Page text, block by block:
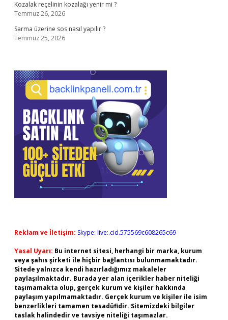
Kozalak reçelinin kozalağı yenir mi ?
Temmuz 26, 2026
Sarma üzerine sos nasıl yapılır ?
Temmuz 25, 2026
Reklam ve İletişim: Skype: live:.cid.575569c608265c69
Yasal Uyarı: Bu internet sitesi, herhangi bir marka, kurum
veya şahıs şirketi ile hiçbir bağlantısı bulunmamaktadır.
Sitede yalnızca kendi hazırladığımız makaleler
paylaşılmaktadır. Burada yer alan içerikler haber niteliği
taşımamakta olup, gerçek kurum ve kişiler hakkında
paylaşım yapılmamaktadır. Gerçek kurum ve kişiler ile isim
benzerlikleri tamamen tesadüfidir. Sitemizdeki bilgiler
taslak halindedir ve tavsiye niteliği taşımazlar.